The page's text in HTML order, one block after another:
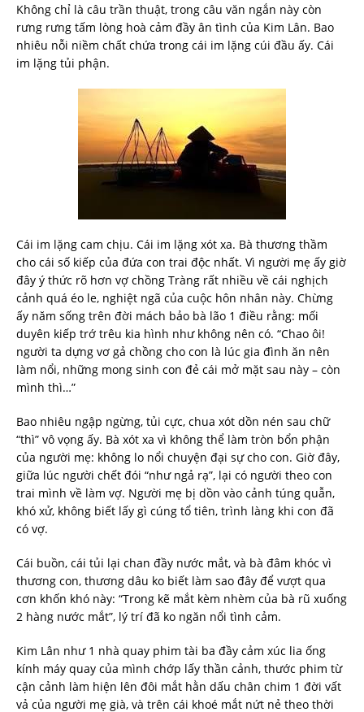
Không chỉ là câu trần thuật, trong câu văn ngắn này còn
rưng rưng tấm lòng hoà cảm đầy ân tình của Kim Lân. Bao
nhiêu nỗi niềm chất chứa trong cái im lặng cúi đầu ấy. Cái
im lặng tủi phận.
Cái im lặng cam chịu. Cái im lặng xót xa. Bà thương thầm
cho cái số kiếp của đứa con trai độc nhất. Vì người mẹ ấy giờ
đây ý thức rõ hơn vợ chồng Tràng rất nhiều về cái nghịch
cảnh quá éo le, nghiệt ngã của cuộc hôn nhân này. Chừng
ấy năm sống trên đời mách bảo bà lão 1 điều rằng: mối
duyên kiếp trớ trêu kia hình như không nên có. “Chao ôi!
người ta dựng vơ gả chồng cho con là lúc gia đình ăn nên
làm nổi, những mong sinh con đẻ cái mở mặt sau này – còn
mình thì…”
Bao nhiêu ngập ngừng, tủi cực, chua xót dồn nén sau chữ
“thì” vô vọng ấy. Bà xót xa vì không thể làm tròn bổn phận
của người mẹ: không lo nổi chuyện đại sự cho con. Giờ đây,
giữa lúc người chết đói “như ngả rạ”, lại có người theo con
trai mình về làm vợ. Người mẹ bị dồn vào cảnh túng quẫn,
khó xử, không biết lấy gì cúng tổ tiên, trình làng khi con đã
có vợ.
Cái buồn, cái tủi lại chan đầy nước mắt, và bà đâm khóc vì
thương con, thương dâu ko biết làm sao đây để vượt qua
cơn khốn khó này: “Trong kẽ mắt kèm nhèm của bà rũ xuống
2 hàng nước mắt”, lý trí đã ko ngăn nổi tình cảm.
Kim Lân như 1 nhà quay phim tài ba đầy cảm xúc lia ống
kính máy quay của mình chớp lấy thần cảnh, thước phim từ
cận cảnh làm hiện lên đôi mắt hằn dấu chân chim 1 đời vất
vả của người mẹ già, và trên cái khoé mắt nứt nẻ theo thời